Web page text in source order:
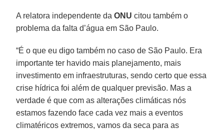
A relatora independente da ONU citou também o
problema da falta d’água em São Paulo.
“É o que eu digo também no caso de São Paulo. Era
importante ter havido mais planejamento, mais
investimento em infraestruturas, sendo certo que essa
crise hídrica foi além de qualquer previsão. Mas a
verdade é que com as alterações climáticas nós
estamos fazendo face cada vez mais a eventos
climatéricos extremos, vamos da seca para as